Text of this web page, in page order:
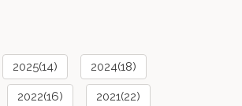
2025(14) 2024(18)
2022(16) 2021(22)